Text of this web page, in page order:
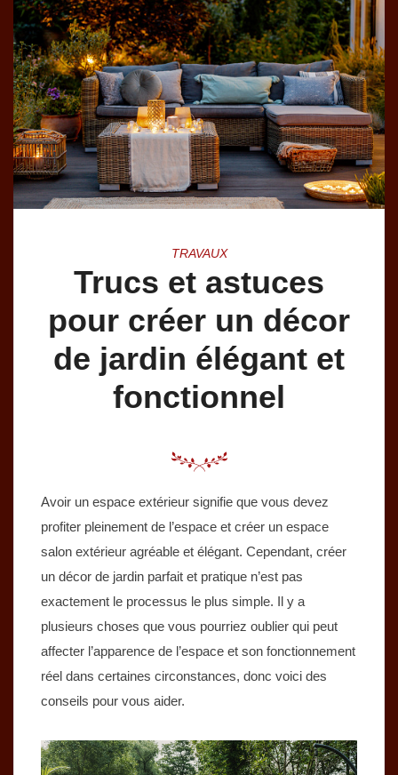
TRAVAUX
Trucs et astuces
pour créer un décor
de jardin élégant et
fonctionnel
Avoir un espace extérieur signifie que vous devez
profiter pleinement de l’espace et créer un espace
salon extérieur agréable et élégant. Cependant, créer
un décor de jardin parfait et pratique n’est pas
exactement le processus le plus simple. Il y a
plusieurs choses que vous pourriez oublier qui peut
affecter l’apparence de l’espace et son fonctionnement
réel dans certaines circonstances, donc voici des
conseils pour vous aider.